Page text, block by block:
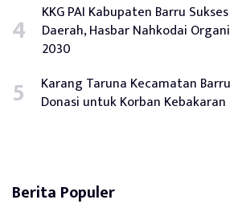
KKG PAI Kabupaten Barru
Daerah, Hasbar Nahkodai
2030
Karang Taruna Kecamatan
Donasi untuk Korban
Berita Populer